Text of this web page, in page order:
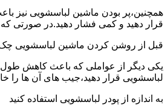
همچنین،پر بودن ماشین لباسشویی نیز
قرار دهید و کمی فشار دهید.در صورتی که اندازه ۱ انگشت میان سقف ماشین لباسشویی و لباس ها وجود داشت،دیگر نباید ماشین
قبل از روشن کردن ماشین لباسشویی چک
یکی دیگر از عواملی که باعث کاهش طول
لباسشویی قرار دهید،جیب های آن ها را
به اندازه از پودر لباسشویی استفاده کنید